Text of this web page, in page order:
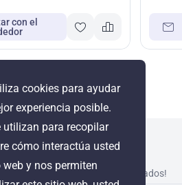
con el
cookies para ayudar
experiencia posible.
utilizan para recopilar
cómo interactúa usted
y nos permiten
2026. ¡Todos los derechos reservados!